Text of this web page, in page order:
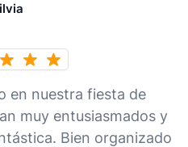
en nuestra fiesta de
muy entusiasmados y
Bien organizado